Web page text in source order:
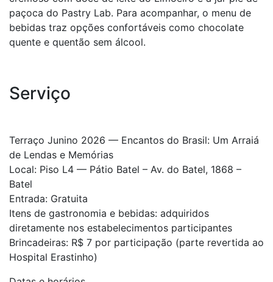
paçoca do Pastry Lab. Para acompanhar, o menu de
bebidas traz opções confortáveis como chocolate
quente e quentão sem álcool.
Serviço
Terraço Junino 2026 — Encantos do Brasil: Um Arraiá
de Lendas e Memórias
Local: Piso L4 — Pátio Batel – Av. do Batel, 1868 –
Batel
Entrada: Gratuita
Itens de gastronomia e bebidas: adquiridos
diretamente nos estabelecimentos participantes
Brincadeiras: R$ 7 por participação (parte revertida ao
Hospital Erastinho)